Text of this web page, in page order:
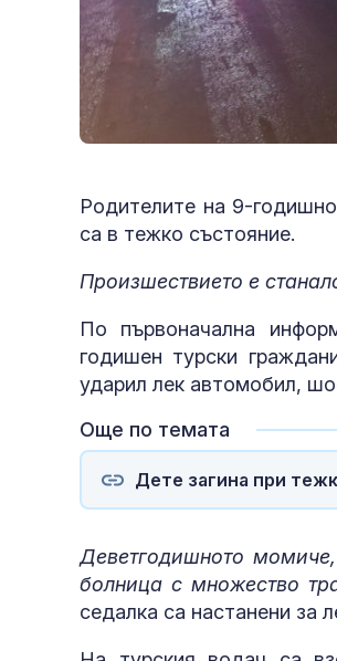
Родителите на 9-
са в тежко състояние.
Произшествието е
По първоначална
годишен турски
ударил лек автомобил,
Още по темата
Дете загина при
Деветгодишното
болница с множество
седалка са настанени за